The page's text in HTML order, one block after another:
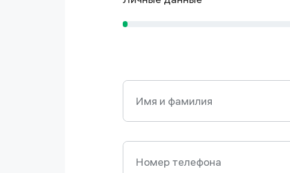
Имя и фамилия
Имя и фамилия
Номер телефона
Номер телефона